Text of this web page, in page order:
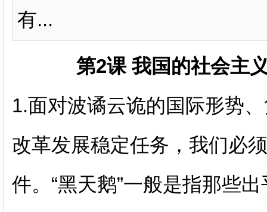
有...
第2课 我国的社会主
1.面对波谲云诡的国际形势
改革发展稳定任务，我们必
件。“黑天鹅”一般是指那些